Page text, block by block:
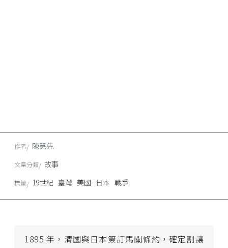
1895 年，清國與日本簽訂馬關條約，確定割讓
作者 陳慧先
文章分類 故事
標籤 19世紀 臺灣 美國 日本 戰爭